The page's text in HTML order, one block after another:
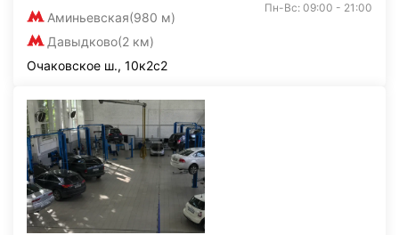
Аминьевская(980 м)
Давыдково(2 км)
Пн-Вс: 09:00 - 21:00
Очаковское ш., 10к2с2